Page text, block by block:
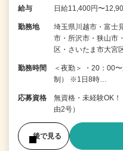
給与 日給11,400円〜
勤務地
埼玉県川越市・富士
市・所沢市・狭山市
区・さいたま市大宮
勤務時間
＜夜勤＞ ・20：00
制） ※1日8時…
応募資格
無資格・未経験OK
由2号）
後で見る